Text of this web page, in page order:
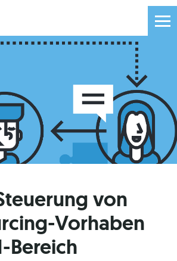
von
Vorhaben
Bereich